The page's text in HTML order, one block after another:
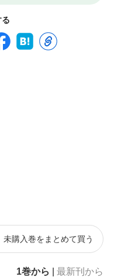
未購入巻をまとめて買う
1巻から 最新刊から